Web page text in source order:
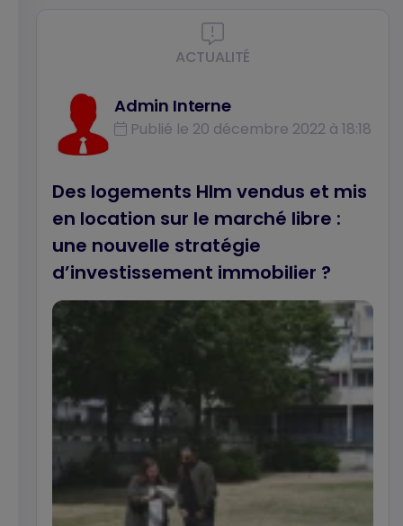
à Paris 1 Panthéon Sorbonne, Pauline Gali,
doctorante en 1ère année (Laboratoires
doctorante au laboratoire Géographie-
Cités.
ACTUALITÉ
Admin Interne
Publié le 20 décembre 2022 à 18:18
Des logements Hlm vendus et mis
en location sur le marché libre :
une nouvelle stratégie
d’investissement immobilier ?